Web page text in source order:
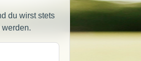
du wirst stets
werden.